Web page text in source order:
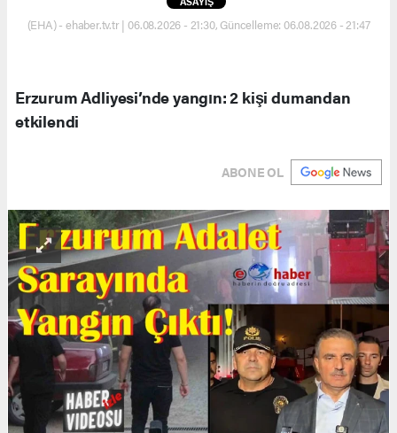
(EHA) - ehaber.tv.tr | 06.08.2026 - 21:30, Güncelleme: 06.08.2026 - 21:47
Erzurum Adliyesi’nde yangın: 2 kişi dumandan
etkilendi
ABONE OL